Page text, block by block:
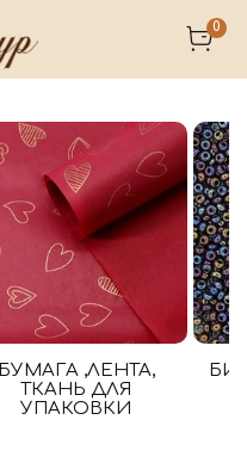
0
БУМАГА ,ЛЕНТА,
ТКАНЬ ДЛЯ
УПАКОВКИ